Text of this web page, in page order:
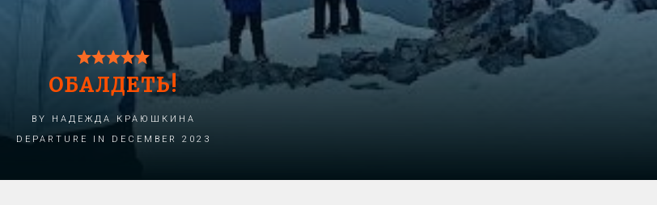
ОБАЛДЕТЬ!
by Надежда Краюшкина
Departure in December 2023